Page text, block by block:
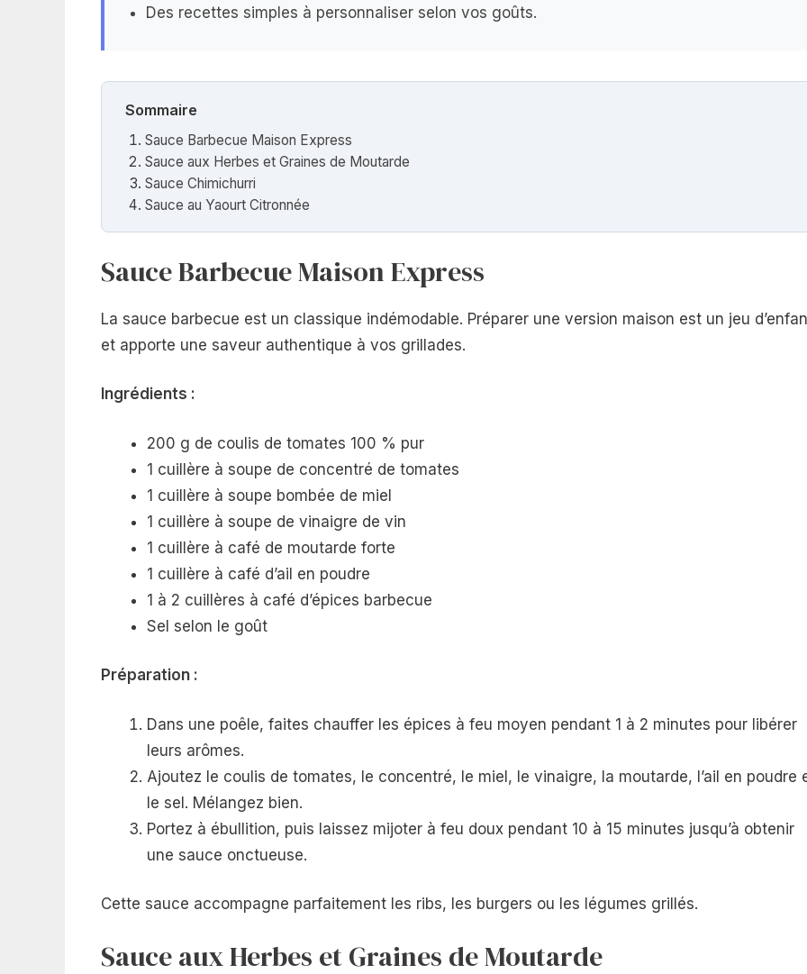
Des recettes simples à personnaliser selon vos goûts.
Sommaire
Sauce Barbecue Maison Express
Sauce aux Herbes et Graines de Moutarde
Sauce Chimichurri
Sauce au Yaourt Citronnée
Sauce Barbecue Maison Express
La sauce barbecue est un classique indémodable. Préparer une version maison est un jeu
et apporte une saveur authentique à vos grillades.
Ingrédients :
200 g de coulis de tomates 100 % pur
1 cuillère à soupe de concentré de tomates
1 cuillère à soupe bombée de miel
1 cuillère à soupe de vinaigre de vin
1 cuillère à café de moutarde forte
1 cuillère à café d’ail en poudre
1 à 2 cuillères à café d’épices barbecue
Sel selon le goût
Préparation :
Dans une poêle, faites chauffer les épices à feu moyen pendant 1 à 2 minutes pour libérer
leurs arômes.
Ajoutez le coulis de tomates, le concentré, le miel, le vinaigre, la moutarde, l’ail en poudre
le sel. Mélangez bien.
Portez à ébullition, puis laissez mijoter à feu doux pendant 10 à 15 minutes jusqu’à obtenir
une sauce onctueuse.
Cette sauce accompagne parfaitement les ribs, les burgers ou les légumes grillés.
Sauce aux Herbes et Graines de Moutarde